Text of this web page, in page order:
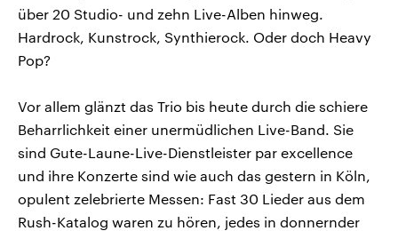
über 20 Studio- und zehn Live-Alben hinweg.
Hardrock, Kunstrock, Synthierock. Oder doch Heavy
Pop?
Vor allem glänzt das Trio bis heute durch die schiere
Beharrlichkeit einer unermüdlichen Live-Band. Sie
sind Gute-Laune-Live-Dienstleister par excellence
und ihre Konzerte sind wie auch das gestern in Köln,
opulent zelebrierte Messen: Fast 30 Lieder aus dem
Rush-Katalog waren zu hören, jedes in donnernder